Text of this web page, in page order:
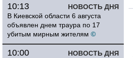
НОВОСТЬ ДНЯ
10:13
В Киевской области 6 августа
объявлен днем траура по 17
убитым мирным жителям ©
НОВОСТЬ ДНЯ
10:00